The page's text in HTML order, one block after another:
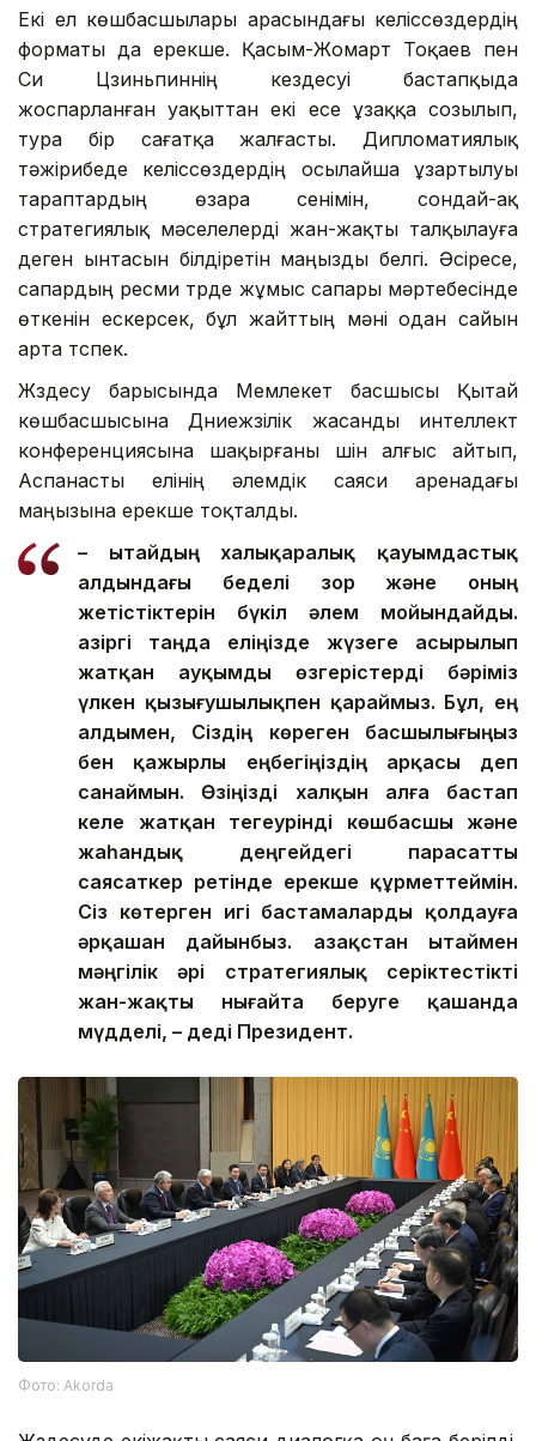
Екі ел көшбасшылары арасындағы келіссөздердің
форматы да ерекше. Қасым-Жомарт Тоқаев пен
Си Цзиньпиннің кездесуі бастапқыда
жоспарланған уақыттан екі есе ұзаққа созылып,
тура бір сағатқа жалғасты. Дипломатиялық
тәжірибеде келіссөздердің осылайша ұзартылуы
тараптардың өзара сенімін, сондай-ақ
стратегиялық мәселелерді жан-жақты талқылауға
деген ынтасын білдіретін маңызды белгі. Әсіресе,
сапардың ресми түрде жұмыс сапары мәртебесінде
өткенін ескерсек, бұл жайттың мәні одан сайын
арта түспек.
Жүздесу барысында Мемлекет басшысы Қытай
көшбасшысына Дүниежүзілік жасанды интеллект
конференциясына шақырғаны үшін алғыс айтып,
Аспанасты елінің әлемдік саяси аренадағы
маңызына ерекше тоқталды.
– Қытайдың халықаралық қауымдастық
алдындағы беделі зор және оның
жетістіктерін бүкіл әлем мойындайды.
Қазіргі таңда еліңізде жүзеге асырылып
жатқан ауқымды өзгерістерді бәріміз
үлкен қызығушылықпен қараймыз. Бұл, ең
алдымен, Сіздің көреген басшылығыңыз
бен қажырлы еңбегіңіздің арқасы деп
санаймын. Өзіңізді халқын алға бастап
келе жатқан тегеурінді көшбасшы және
жаһандық деңгейдегі парасатты
саясаткер ретінде ерекше құрметтеймін.
Сіз көтерген игі бастамаларды қолдауға
әрқашан дайынбыз. Қазақстан Қытаймен
мәңгілік әрі стратегиялық серіктестікті
жан-жақты нығайта беруге қашанда
мүдделі, – деді Президент.
Фото: Аkorda